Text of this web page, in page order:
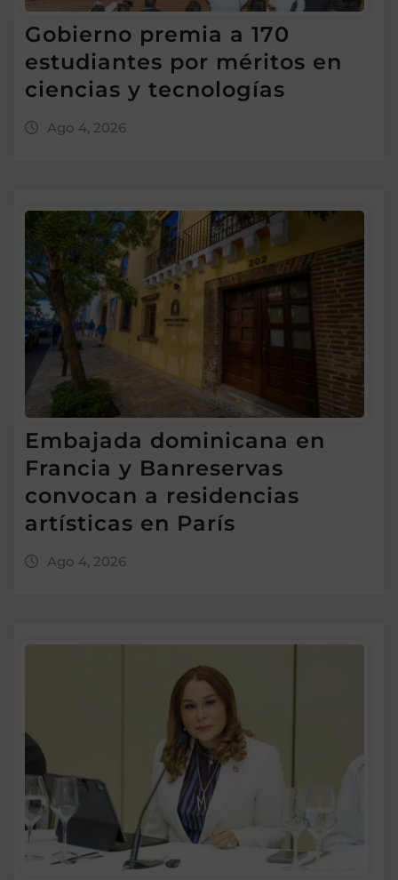
Gobierno premia a 170
estudiantes por méritos en
ciencias y tecnologías
Ago 4, 2026
Embajada dominicana en
Francia y Banreservas
convocan a residencias
artísticas en París
Ago 4, 2026